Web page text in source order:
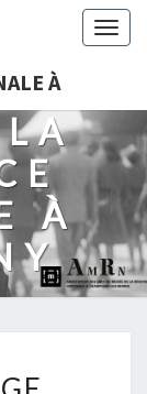
À
LA
À